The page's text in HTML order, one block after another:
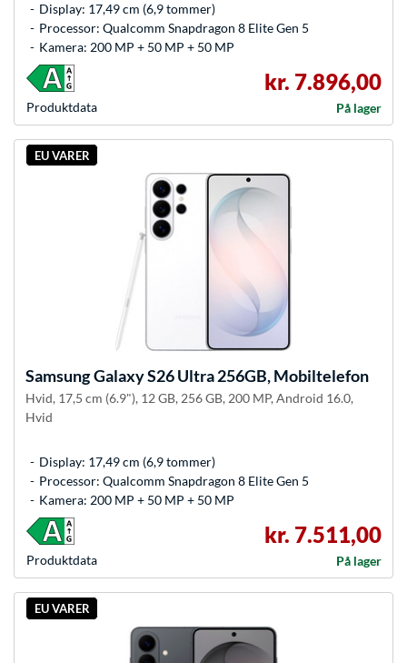
Display: 17,49 cm (6,9 tommer)
Processor: Qualcomm Snapdragon 8 Elite Gen 5
Kamera: 200 MP + 50 MP + 50 MP
Produkt­data
kr. 7.896,00
På lager
EU VARER
SamsungGalaxy S26 Ultra 256GB, Mobiltelefon
Hvid, 17,5 cm (6.9"), 12 GB, 256 GB, 200 MP, Android 16.0,
Hvid
Display: 17,49 cm (6,9 tommer)
Processor: Qualcomm Snapdragon 8 Elite Gen 5
Kamera: 200 MP + 50 MP + 50 MP
Produkt­data
kr. 7.511,00
På lager
EU VARER